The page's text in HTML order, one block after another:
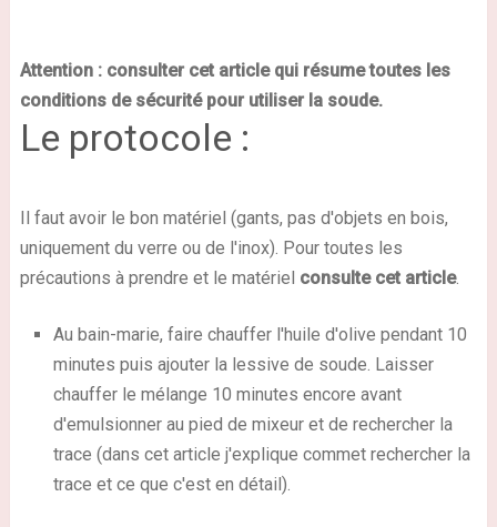
Attention : consulter cet article qui résume toutes les
conditions de sécurité pour utiliser la soude.
Le protocole :
Il faut avoir le bon matériel (gants, pas d'objets en bois,
uniquement du verre ou de l'inox). Pour toutes les
précautions à prendre et le matériel consulte cet article.
Au bain-marie, faire chauffer l'huile d'olive pendant 10
minutes puis ajouter la lessive de soude. Laisser
chauffer le mélange 10 minutes encore avant
d'emulsionner au pied de mixeur et de rechercher la
trace (dans cet article j'explique commet rechercher la
trace et ce que c'est en détail).